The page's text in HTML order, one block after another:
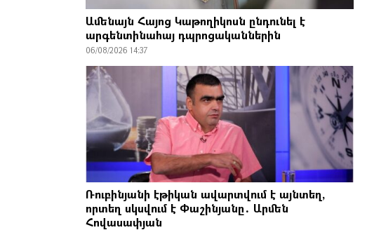
Ամենայն Հայոց Կաթողիկոսն ընդունել է
արգենտինահայ դպրոցականներին
06/08/2026 14:37
Ռուբինյանի էթիկան ավարտվում է այնտեղ,
որտեղ սկսվում է Փաշինյանը․ Արմեն
Հովասափյան